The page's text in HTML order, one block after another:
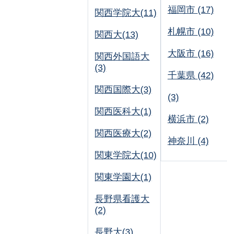
関西学院大(11)
関西大(13)
関西外国語大
(3)
関西国際大(3)
関西医科大(1)
関西医療大(2)
関東学院大(10)
関東学園大(1)
長野県看護大
(2)
長野大(3)
福岡市 (17)
札幌市 (10)
大阪市 (16)
千葉県 (42)
(3)
横浜市 (2)
神奈川 (4)